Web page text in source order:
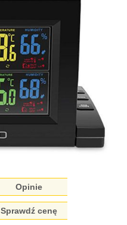
Opinie
Sprawdź cenę